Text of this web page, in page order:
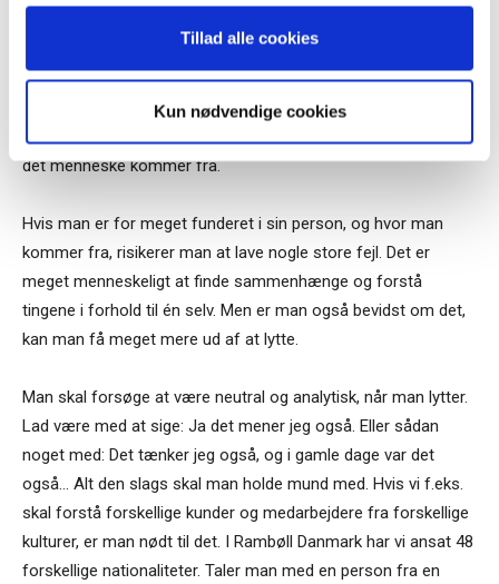
anvende vores hjemmeside.
Tillad alle cookies
Kun nødvendige cookies
sig selv, når man lytter til andre mennesker. Det betyder, at
hvis andre mennesker siger noget om, hvordan de opfatter
tingene, skal man ikke begynde med at trække på ens egen
erfaring. I stedet skal man presse sig selv til at lytte til, hvor
det menneske kommer fra.
Hvis man er for meget funderet i sin person, og hvor man
kommer fra, risikerer man at lave nogle store fejl. Det er
meget menneskeligt at finde sammenhænge og forstå
tingene i forhold til én selv. Men er man også bevidst om det,
kan man få meget mere ud af at lytte.
Man skal forsøge at være neutral og analytisk, når man lytter.
Lad være med at sige: Ja det mener jeg også. Eller sådan
noget med: Det tænker jeg også, og i gamle dage var det
også… Alt den slags skal man holde mund med. Hvis vi f.eks.
skal forstå forskellige kunder og medarbejdere fra forskellige
kulturer, er man nødt til det. I Rambøll Danmark har vi ansat 48
forskellige nationaliteter. Taler man med en person fra en
Tilmeld